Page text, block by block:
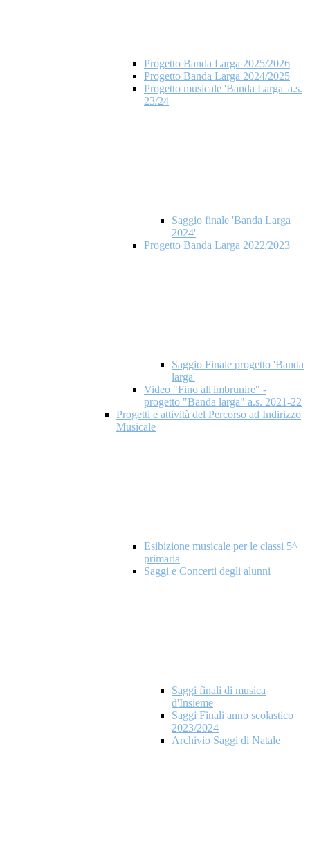
Progetto Banda Larga 2025/2026
Progetto Banda Larga 2024/2025
Progetto musicale 'Banda Larga' a.s.
23/24
Saggio finale 'Banda Larga
2024'
Progetto Banda Larga 2022/2023
Saggio Finale progetto 'Banda
larga'
Video "Fino all'imbrunire" -
progetto "Banda larga" a.s. 2021-22
Progetti e attività del Percorso ad Indirizzo
Musicale
Esibizione musicale per le classi 5^
primaria
Saggi e Concerti degli alunni
Saggi finali di musica
d'Insieme
Saggi Finali anno scolastico
2023/2024
Archivio Saggi di Natale